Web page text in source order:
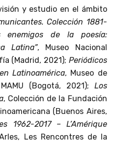
y estudio en el ámbito
Colección 1881-
enemigos de la poesía:
Latina”, Museo Nacional
(Madrid, 2021); Periódicos
Latinoamérica, Museo de
(Bogotá, 2021); Los
, Colección de la Fundación
(Buenos Aires,
1962-2017 – L’Amérique
Les Rencontres de la